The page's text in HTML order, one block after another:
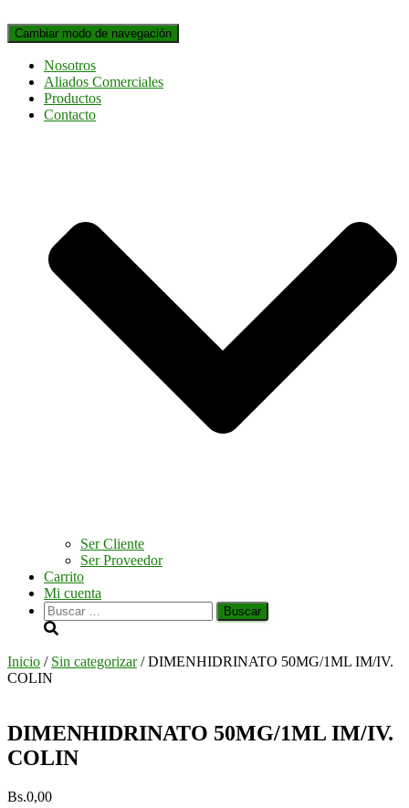
Cambiar modo de navegación
Nosotros
Aliados Comerciales
Productos
Contacto
Ser Cliente
Ser Proveedor
Carrito
Mi cuenta
Buscar:
Inicio / Sin categorizar/ DIMENHIDRINATO 50MG/1ML IM/IV.
COLIN
DIMENHIDRINATO 50MG/1ML IM/IV.
COLIN
Bs.0,00